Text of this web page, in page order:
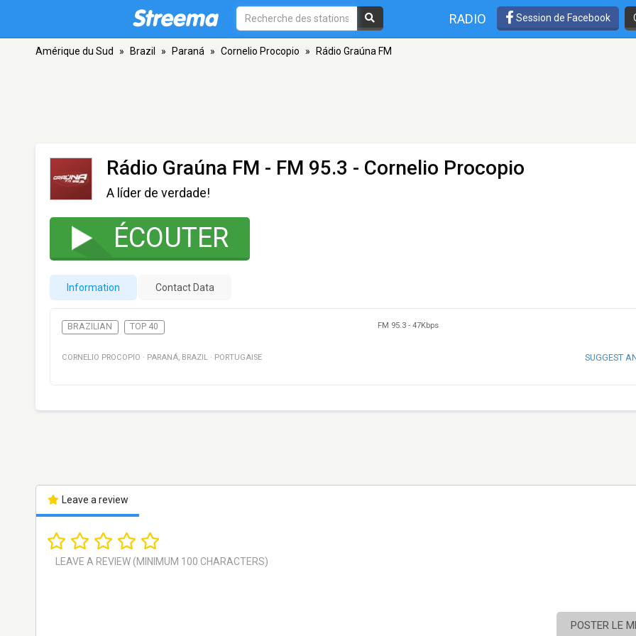
RADIO Session de Facebook
Amérique du Sud » Brazil » Paraná » Cornelio Procopio » Rádio Graúna FM
Rádio Graúna FM - FM 95.3 - Cornelio Procopio
A líder de verdade!
ÉCOUTER
Information Contact Data
BRAZILIAN TOP 40 FM 95.3 - 47Kbps
CORNELIO PROCOPIO · PARANÁ, BRAZIL · PORTUGAISE SUGGEST
Leave a review
POSTER LE